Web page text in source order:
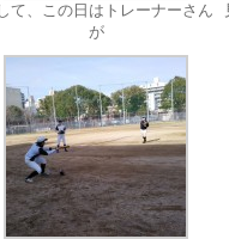
て、この日はトレーナーさん
が